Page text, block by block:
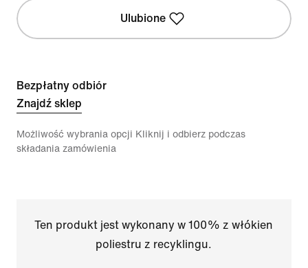
Ulubione
Bezpłatny odbiór
Znajdź sklep
Możliwość wybrania opcji Kliknij i odbierz podczas
składania zamówienia
Ten produkt jest wykonany w 100% z włókien
poliestru z recyklingu.